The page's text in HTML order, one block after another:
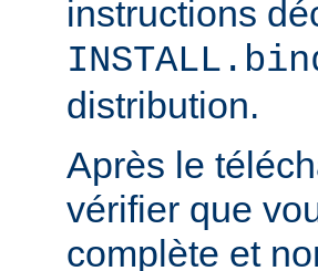
instructions
distribution.
Après le
vérifier que
complète et